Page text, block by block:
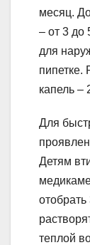
месяц.
– от 3 до
для
пипетке.
капель –
Для
Детям
теплой